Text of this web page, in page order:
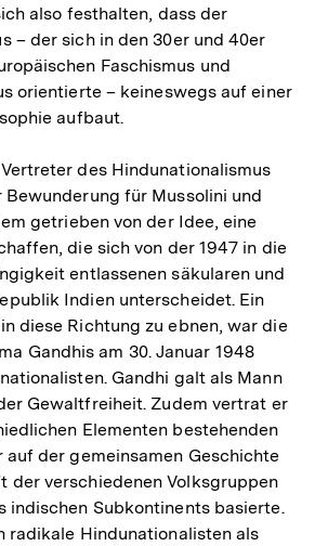
also festhalten, dass der
– der sich in den 30er und 40er
Faschismus und
orientierte – keineswegs auf einer
aufbaut.
des Hindunationalismus
Bewunderung für Mussolini und
getrieben von der Idee, eine
die sich von der 1947 in die
entlassenen säkularen und
Indien unterscheidet. Ein
diese Richtung zu ebnen, war die
Gandhis am 30. Januar 1948
Gandhi galt als Mann
Gewaltfreiheit. Zudem vertrat er
Elementen bestehenden
auf der gemeinsamen Geschichte
der verschiedenen Volksgruppen
indischen Subkontinents basierte.
radikale Hindunationalisten als